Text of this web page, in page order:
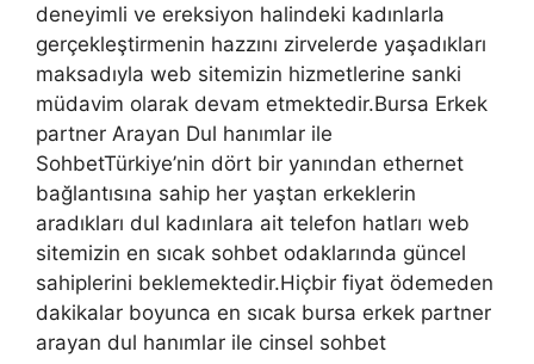
deneyimli ve ereksiyon halindeki kadınlarla
gerçekleştirmenin hazzını zirvelerde yaşadıkları
maksadıyla web sitemizin hizmetlerine sanki
müdavim olarak devam etmektedir.Bursa Erkek
partner Arayan Dul hanımlar ile
SohbetTürkiye’nin dört bir yanından ethernet
bağlantısına sahip her yaştan erkeklerin
aradıkları dul kadınlara ait telefon hatları web
sitemizin en sıcak sohbet odaklarında güncel
sahiplerini beklemektedir.Hiçbir fiyat ödemeden
dakikalar boyunca en sıcak bursa erkek partner
arayan dul hanımlar ile cinsel sohbet